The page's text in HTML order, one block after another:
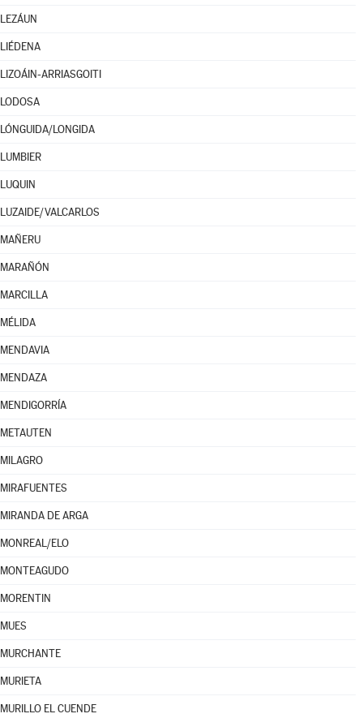
LEZÁUN
LIÉDENA
LIZOÁIN-ARRIASGOITI
LODOSA
LÓNGUIDA/LONGIDA
LUMBIER
LUQUIN
LUZAIDE/VALCARLOS
MAÑERU
MARAÑÓN
MARCILLA
MÉLIDA
MENDAVIA
MENDAZA
MENDIGORRÍA
METAUTEN
MILAGRO
MIRAFUENTES
MIRANDA DE ARGA
MONREAL/ELO
MONTEAGUDO
MORENTIN
MUES
MURCHANTE
MURIETA
MURILLO EL CUENDE